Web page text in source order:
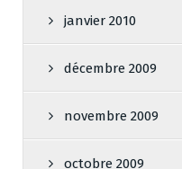
janvier 2010
décembre 2009
novembre 2009
octobre 2009